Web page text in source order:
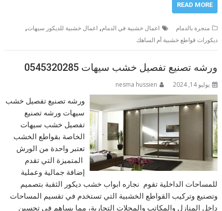
READ MORE
منجرة بالدمام اعمال خشبية في الدمام,اعمال خشبية للديكور سيهات,
ديكورات قواطع خشبية أم الساهك
ورشه تصنيع تفصيل خشب سيهات 0545320285
يوليو 14, 2024 nesma hussien
ورشه تصنيع تفصيل خشب
سيهات ورشه تصنيع
تفصيل خشب سيهات
الخاصة بقواطع الخشب
تعتبر واحدة من الورش
المتميزة التي تقدم
إضافة جمالية وعملية
للمساحات الداخلية تقوم نجاره ابواب خشب ديكور الثقبة بتصميم
وتصنيع وتركيب القواطع الخشبية التي تستخدم في تقسيم المساحات
داخل المنازل والمكاتب والمحلات التجارية، مما يساهم في تحسين